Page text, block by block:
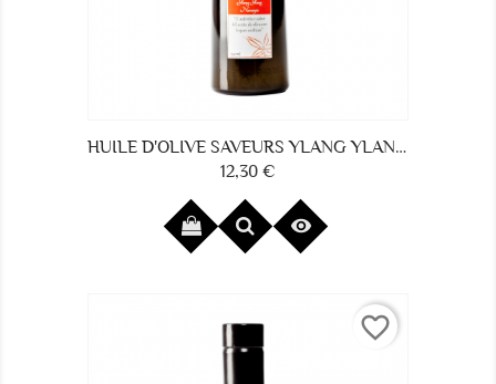
HUILE D'OLIVE SAVEURS YLANG YLANG ET ORANGE
Prix
12,30 €

favorite_border